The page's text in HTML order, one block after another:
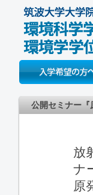
Prospective Students
公開セミナー
放
ナ
原